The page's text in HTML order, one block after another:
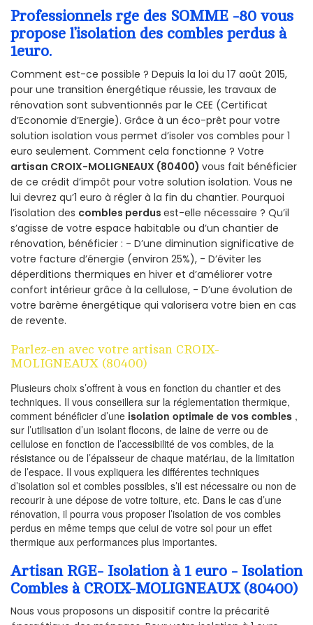
Professionnels rge des SOMME -80 vous
propose l’isolation des combles perdus à
1euro.
Comment est-ce possible ? Depuis la loi du 17 août 2015,
pour une transition énergétique réussie, les travaux de
rénovation sont subventionnés par le CEE (Certificat
d’Economie d’Energie). Grâce à un éco-prêt pour votre
solution isolation vous permet d’isoler vos combles pour 1
euro seulement. Comment cela fonctionne ? Votre
artisan CROIX-MOLIGNEAUX (80400) vous fait bénéficier
de ce crédit d’impôt pour votre solution isolation. Vous ne
lui devrez qu’1 euro à régler à la fin du chantier. Pourquoi
l’isolation des combles perdus est-elle nécessaire ? Qu’il
s’agisse de votre espace habitable ou d’un chantier de
rénovation, bénéficier : - D’une diminution significative de
votre facture d’énergie (environ 25%), - D’éviter les
déperditions thermiques en hiver et d’améliorer votre
confort intérieur grâce à la cellulose, - D’une évolution de
votre barème énergétique qui valorisera votre bien en cas
de revente.
Parlez-en avec votre artisan CROIX-
MOLIGNEAUX (80400)
Plusieurs choix s’offrent à vous en fonction du chantier et des
techniques. Il vous conseillera sur la réglementation thermique,
comment bénéficier d’une isolation optimale de vos combles ,
sur l’utilisation d’un isolant flocons, de laine de verre ou de
cellulose en fonction de l’accessibilité de vos combles, de la
résistance ou de l’épaisseur de chaque matériau, de la limitation
de l’espace. Il vous expliquera les différentes techniques
d’isolation sol et combles possibles, s’il est nécessaire ou non de
recourir à une dépose de votre toiture, etc. Dans le cas d’une
rénovation, il pourra vous proposer l’isolation de vos combles
perdus en même temps que celui de votre sol pour un effet
thermique aux performances plus importantes.
Artisan RGE- Isolation à 1 euro - Isolation
Combles à CROIX-MOLIGNEAUX (80400)
Nous vous proposons un dispositif contre la précarité